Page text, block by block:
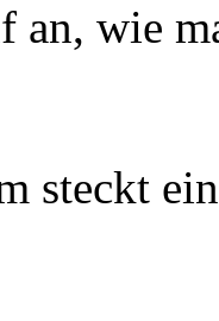
an, wie
steckt